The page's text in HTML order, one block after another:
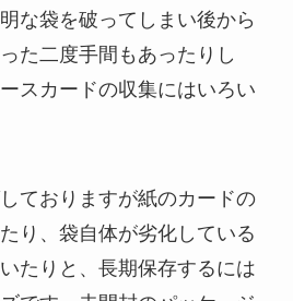
な袋を破ってしまい後から
た二度手間もあったりし
スカードの収集にはいろい
ておりますが紙のカードの
り、袋自体が劣化している
たりと、長期保存するには